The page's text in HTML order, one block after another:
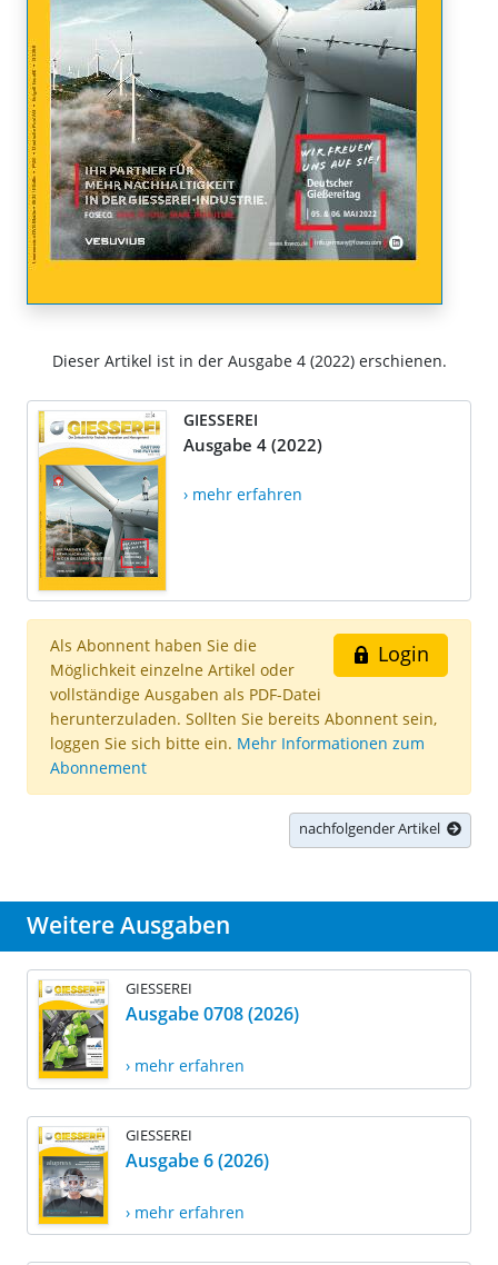
Dieser Artikel ist in der Ausgabe 4 (2022) erschienen.
GIESSEREI
Ausgabe 4 (2022)
› mehr erfahren
Login
Als Abonnent haben Sie die
Möglichkeit einzelne Artikel oder
vollständige Ausgaben als PDF-Datei
herunterzuladen. Sollten Sie bereits Abonnent sein,
loggen Sie sich bitte ein. Mehr Informationen zum
Abonnement
nachfolgender Artikel
Weitere Ausgaben
GIESSEREI
Ausgabe 0708 (2026)
› mehr erfahren
GIESSEREI
Ausgabe 6 (2026)
› mehr erfahren